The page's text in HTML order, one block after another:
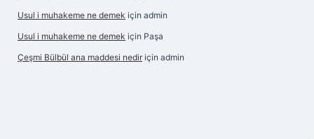
Usul i muhakeme ne demek için admin
Usul i muhakeme ne demek için Paşa
Çeşmi Bülbül ana maddesi nedir için admin